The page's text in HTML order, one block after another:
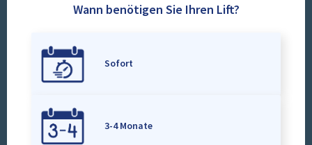
Wann benötigen Sie Ihren Lift?
Sofort
3-4 Monate